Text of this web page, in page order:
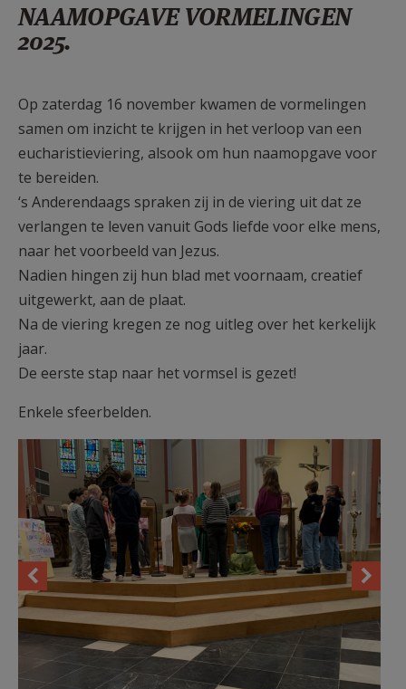
NAAMOPGAVE VORMELINGEN
2025.
Op zaterdag 16 november kwamen de vormelingen
samen om inzicht te krijgen in het verloop van een
eucharistieviering, alsook om hun naamopgave voor
te bereiden.
‘s Anderendaags spraken zij in de viering uit dat ze
verlangen te leven vanuit Gods liefde voor elke mens,
naar het voorbeeld van Jezus.
Nadien hingen zij hun blad met voornaam, creatief
uitgewerkt, aan de plaat.
Na de viering kregen ze nog uitleg over het kerkelijk
jaar.
De eerste stap naar het vormsel is gezet!
Enkele sfeerbelden.